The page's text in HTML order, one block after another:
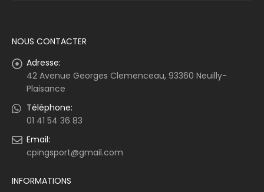
NOUS CONTACTER
Adresse:
42 Avenue Georges Clemenceau, 93360 Neuilly-
Plaisance
Téléphone:
01 41 54 36 83
Email:
cpingsport@gmail.com
INFORMATIONS